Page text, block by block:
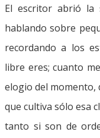
El escritor abrió la
hablando sobre
recordando a los
libre eres; cuanto
elogio del momento,
que cultiva sólo esa
tanto si son de